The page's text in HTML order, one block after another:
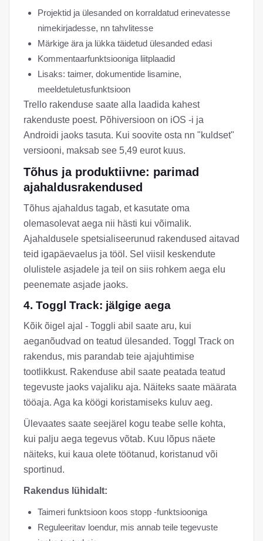
Projektid ja ülesanded on korraldatud erinevatesse
nimekirjadesse, nn tahvlitesse
Märkige ära ja lükka täidetud ülesanded edasi
Kommentaarfunktsiooniga liitplaadid
Lisaks: taimer, dokumentide lisamine,
meeldetuletusfunktsioon
Trello rakenduse saate alla laadida kahest
rakenduste poest. Põhiversioon on iOS -i ja
Androidi jaoks tasuta. Kui soovite osta nn "kuldset"
versiooni, maksab see 5,49 eurot kuus.
Tõhus ja produktiivne: parimad
ajahaldusrakendused
Tõhus ajahaldus tagab, et kasutate oma
olemasolevat aega nii hästi kui võimalik.
Ajahaldusele spetsialiseerunud rakendused aitavad
teid igapäevaelus ja tööl. Sel viisil keskendute
olulistele asjadele ja teil on siis rohkem aega elu
peenemate asjade jaoks.
4. Toggl Track: jälgige aega
Kõik õigel ajal - Toggli abil saate aru, kui
aeganõudvad on teatud ülesanded. Toggl Track on
rakendus, mis parandab teie ajajuhtimise
tootlikkust. Rakenduse abil saate peatada teatud
tegevuste jaoks vajaliku aja. Näiteks saate määrata
tööaja. Aga ka köögi koristamiseks kuluv aeg.
Ülevaates saate seejärel kogu teabe selle kohta,
kui palju aega tegevus võtab. Kuu lõpus näete
näiteks, kui kaua olete töötanud, koristanud või
sportinud.
Rakendus lühidalt:
Taimeri funktsioon koos stopp -funktsiooniga
Reguleeritav loendur, mis annab teile tegevuste